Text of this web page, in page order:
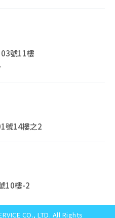
號11樓
號14樓之2
10樓-2
CO., LTD. All Rights